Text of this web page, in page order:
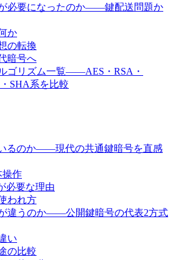
必要になったのか——鍵配送問題か
か
の転換
暗号へ
ゴリズム一覧——AES・RSA・
SHA系を比較
るのか——現代の共通鍵暗号を直感
操作
必要な理由
われ方
違うのか——公開鍵暗号の代表2方式
い
の比較